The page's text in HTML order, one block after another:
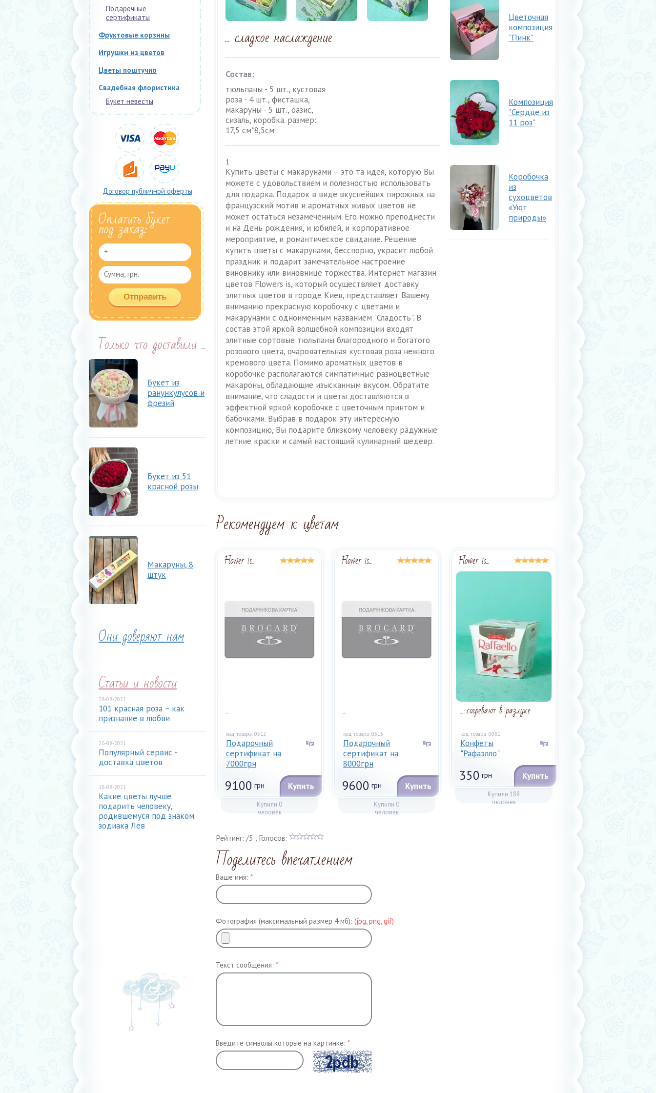
Подарочные
сертификаты
Фруктовые корзины
Игрушки из цветов
Цветы поштучно
Свадебная флористика
Букет невесты
Договор публичной оферты
Оплатить букет
под заказ:
Только что доставили ...
Букет из
ранункулусов и
фрезий
Букет из 51
красной розы
Макаруны, 8
штук
Они доверяют нам
Статьи и новости
28-08-2021
101 красная роза – как
признание в любви
26-08-2021
Популярный сервис -
доставка цветов
18-08-2021
Какие цветы лучше
подарить человеку,
родившемуся под знаком
зодиака Лев
... сладкое наслаждение
Состав:
тюльпаны - 5 шт., кустовая
роза - 4 шт., фисташка,
макаруны - 5 шт., оазис,
сизаль, коробка. размер:
17,5 см*8,5см
1
Купить цветы с макарунами – это та идея, которую Вы
можете с удовольствием и полезностью использовать
для подарка. Подарок в виде вкуснейших пирожных на
французский мотив и ароматных живых цветов не
может остаться незамеченным. Его можно преподнести
и на День рождения, и юбилей, и корпоративное
мероприятие, и романтическое свидание. Решение
купить цветы с макарунами, бесспорно, украсит любой
праздник и подарит замечательное настроение
виновнику или виновнице торжества. Интернет магазин
цветов Flowers is, который осуществляет доставку
элитных цветов в городе Киев, представляет Вашему
вниманию прекрасную коробочку с цветами и
макарунами с одноименным названием "Сладость". В
состав этой яркой волшебной композиции входят
элитные сортовые тюльпаны благородного и богатого
розового цвета, очаровательная кустовая роза нежного
кремового цвета. Помимо ароматных цветов в
коробочке располагаются симпатичные разноцветные
макароны, обладающие изысканным вкусом. Обратите
внимание, что сладости и цветы доставляются в
эффектной яркой коробочке с цветочным принтом и
бабочками. Выбрав в подарок эту интересную
композицию, Вы подарите близкому человеку радужные
летние краски и самый настоящий кулинарный шедевр.
Цветочная
композиция
"Пинк"
Композиция
"Сердце из
11 роз"
Коробочка
из
сухоцветов
«Уют
природы»
Рекомендуем к цветам
Купили 0
человек
Flower is...
...
код товара: 0512
Подарочный
сертификат на
7000грн
9100 грн Купить
Купили 0
человек
Flower is...
...
код товара: 0513
Подарочный
сертификат на
8000грн
9600 грн Купить
Купили 188
человек
Flower is...
... согревают в разлуке
код товара: 0061
Конфеты
"Рафаэлло"
350 грн Купить
Рейтинг: /5 , Голосов:
Поделитесь впечатлением
Ваше имя: *
Фотография (максимальный размер 4 мб): (jpg, png, gif)
Текст сообщения: *
Введите символы которые на картинке: *